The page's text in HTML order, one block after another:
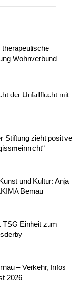
therapeutische
Wohnverbund
der Unfallflucht mit
Stiftung zieht positive
und Kultur: Anja
Bernau
TSG Einheit zum
– Verkehr, Infos
2026